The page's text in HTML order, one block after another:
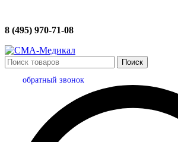
8 (495) 970-71-08
Поиск
обратный звонок